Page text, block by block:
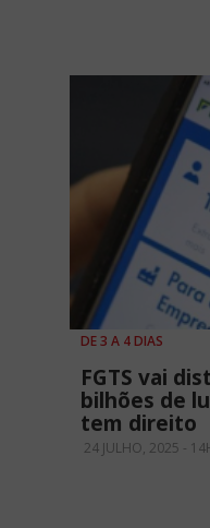
DE 3 A 4 DIAS
FGTS vai
bilhões de
tem direito
24 JULHO, 2025 -